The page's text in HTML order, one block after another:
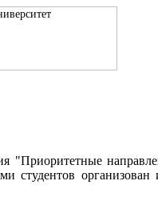
"Приоритетные
студентов